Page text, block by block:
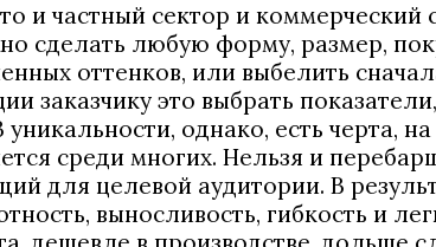
и частный сектор и
сделать любую форму, размер,
оттенков, или выбелить
заказчику это выбрать
однако, есть черта,
среди многих. Нельзя и
для целевой аудитории. В
выносливость, гибкость и